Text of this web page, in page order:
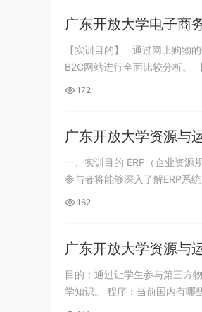
广东开放大学电子商
【实训目的】 通过网上购物
172
广东开放大学资源与
一、实训目的 ERP（企业资源
参与者将能够深入了解ERP系
162
广东开放大学资源与
目的：通过让学生参与第三方
学知识。 程序：当前国内有哪